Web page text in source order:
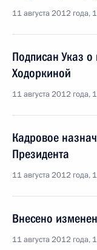
11 августа 2012 года,
Подписан Указ
Ходоркиной
11 августа 2012 года,
Кадровое
Президента
11 августа 2012 года,
Внесено
11 августа 2012 года,